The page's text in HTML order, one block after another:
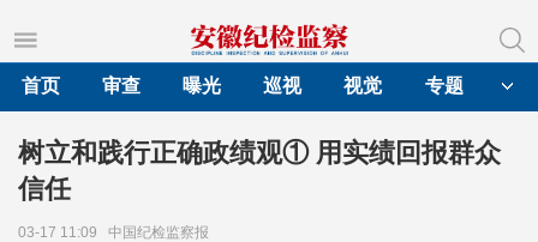
首页
审查 曝光 巡视 视觉 专题
树立和践行正确政绩观① 用实绩回报群众
信任
03-17 11:09 中国纪检监察报